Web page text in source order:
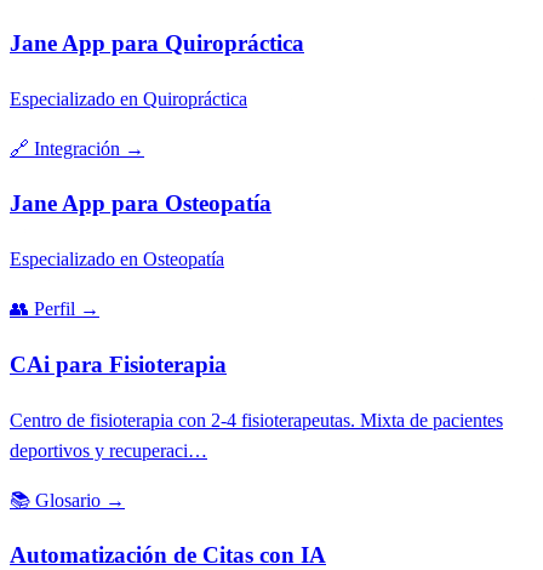
Jane App para Quiropráctica
Especializado en Quiropráctica
🔗 Integración →
Jane App para Osteopatía
Especializado en Osteopatía
👥 Perfil →
CAi para Fisioterapia
Centro de fisioterapia con 2-4 fisioterapeutas. Mixta de pacientes
deportivos y recuperaci…
📚 Glosario →
Automatización de Citas con IA